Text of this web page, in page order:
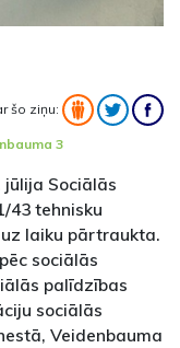
šo ziņu:
3
jūlija Sociālās
43 tehnisku
laiku pārtraukta.
sociālās
palīdzības
sociālās
Veidenbauma